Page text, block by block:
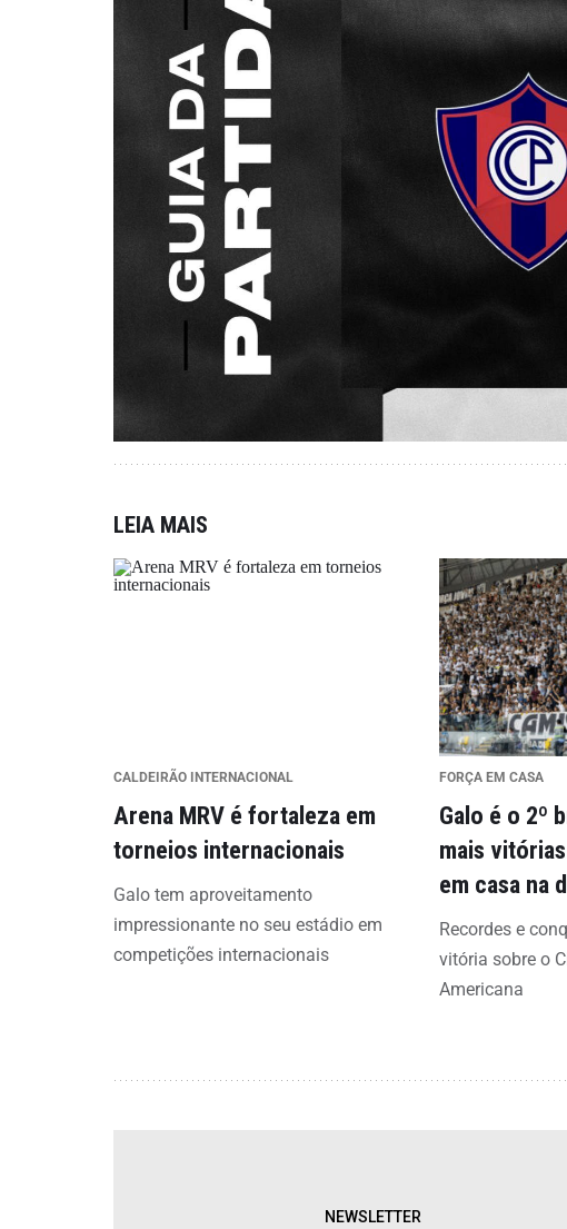
LEIA MAIS
CALDEIRÃO INTERNACIONAL
Arena MRV é fortaleza em
torneios internacionais
Galo tem aproveitamento
impressionante no seu estádio em
competições internacionais
FORÇA EM CASA
Galo é o 2º
mais
em casa na
Recordes e
vitória sobre o
Americana
NEWSLETTER